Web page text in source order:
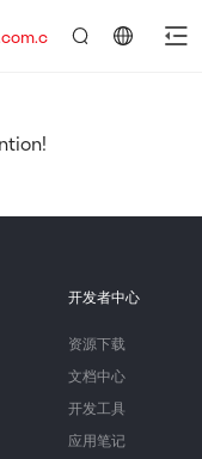
开发者中心
资源下载
文档中心
开发工具
应用笔记